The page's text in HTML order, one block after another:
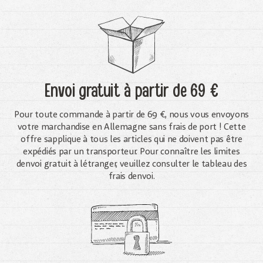
Envoi gratuità partir de 69 €
Pour toute commande à partir de 69 €, nous vous envoyons
votre marchandise en Allemagne sans frais de port ! Cette
offre sapplique à tous les articles qui ne doivent pas être
expédiés par un transporteur. Pour connaître les limites
denvoi gratuit à létranger, veuillez consulter le tableau des
frais denvoi.